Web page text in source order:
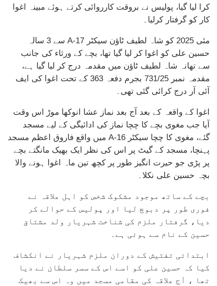
کرا لیا گیا، پولیس نے بروقت کارروائی کرتے ہوئے مبینہ اغوا
کار کو گرفتار کرلیا۔
مئی 2025 کو شاہ لطیف ٹاؤن سیکٹر 17-A سے 3 سالہ
حسین علی کو اغوا کر لیا گیا تھا، بچے کے ورثاء کی جانب
سے تھانہ شاہ لطیف ٹاؤن میں مقدمہ درج کر لیا گیا ہے،
مقدمہ نمبر 731/25 بجرم دفعہ 363 کے تحت اغوا کی ایف
آئی آر درج کرائی گئی تھی۔
اغوا کے واقعہ کے بعد آج بعد نماز عشا انوکھا موڑ اس وقت
آیا جب مغوی بچے کا چچا نماز کی ادائیگی کے لیے مسجد
گئے، مغوی کا چچا سیکٹر 16-A میں واقع فاروق اعظم مسجد
پہنچا، مسجد کے گیٹ پر اس کی نظر ایک بھیک مانگتے بچے
پر پڑی جو حیرت انگیز طور پر کچھ تین ماہ اغوا ہونے والا
بچہ حسین علی نکلا۔
بچے کے ساتھ موجود مشکوک شخص کو اہل علاقہ نے
فوری طور پر دبوچ لیا اور پولیس کے حوالے کر
دیا، گرفتار ملزم کی شناخت شہریار ولد مشتاق
حسین کے نام سے ہوئی ہے۔
ابتدائی تفتیش کے دوران ملزم شہریار نے انکشاف
کیا کہ حسین علی کو اسے اس کے سسر سلطان نے دیا
تھا ، آج علاقہ کی مقامی مسجد میں وہ اس سے بھیک